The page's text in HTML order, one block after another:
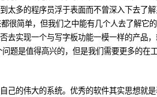
太多的程序员浮于表面而不曾深入下去了
很简单，但我们之中能有几个人去了解它
实现一个与写字板功能一模一样的产品，
是值得高兴的，但是我们需要更多的在
的伟大的系统。优秀的软件其实思想就